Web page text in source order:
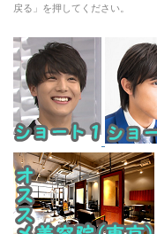
戻る」を押してください。